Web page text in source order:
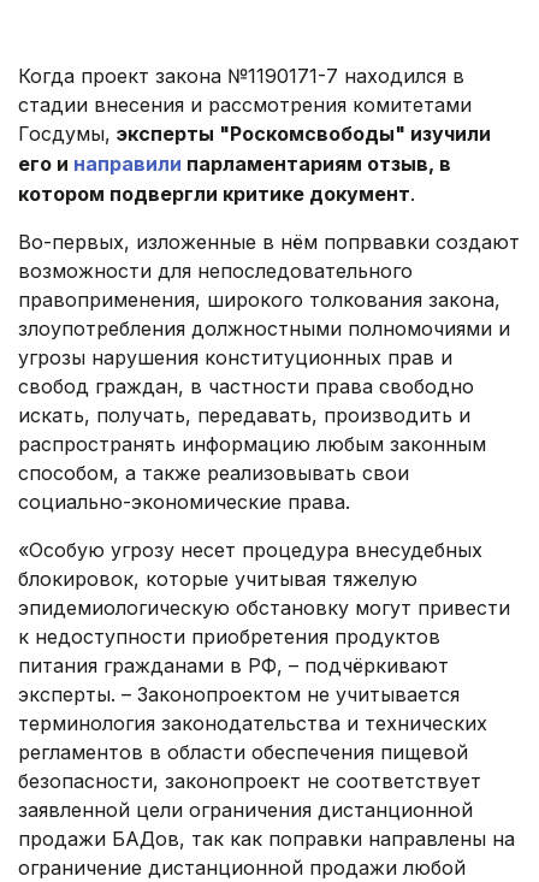
Когда проект закона №1190171-7 находился в
стадии внесения и рассмотрения комитетами
Госдумы, эксперты "Роскомсвободы" изучили
его и направили парламентариям отзыв, в
котором подвергли критике документ.
Во-первых, изложенные в нём попрвавки создают
возможности для непоследовательного
правоприменения, широкого толкования закона,
злоупотребления должностными полномочиями и
угрозы нарушения конституционных прав и
свобод граждан, в частности права свободно
искать, получать, передавать, производить и
распространять информацию любым законным
способом, а также реализовывать свои
социально-экономические права.
«Особую угрозу несет процедура внесудебных
блокировок, которые учитывая тяжелую
эпидемиологическую обстановку могут привести
к недоступности приобретения продуктов
питания гражданами в РФ, – подчёркивают
эксперты. – Законопроектом не учитывается
терминология законодательства и технических
регламентов в области обеспечения пищевой
безопасности, законопроект не соответствует
заявленной цели ограничения дистанционной
продажи БАДов, так как поправки направлены на
ограничение дистанционной продажи любой